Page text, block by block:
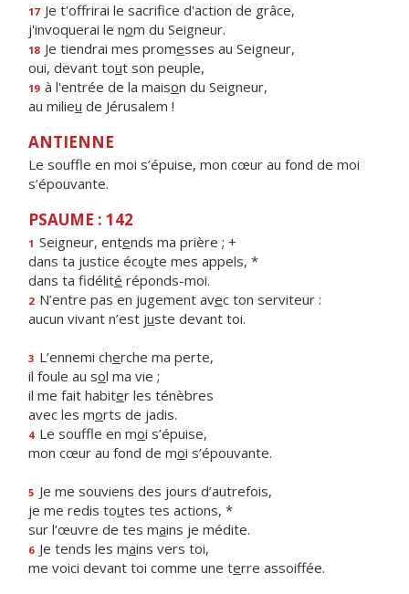
17 Je t'offrirai le sacrifce d'action de grâce,
j'invoquerai le nom du Seigneur.
18 Je tiendrai mes promesses au Seigneur,
oui, devant tout son peuple,
19 à l'entrée de la maison du Seigneur,
au milieu de Jérusalem !
ANTIENNE
Le souffle en moi s’épuise, mon cœur au fond de moi
s’épouvante.
PSAUME : 142
1 Seigneur, entends ma prière ; +
dans ta justice écoute mes appels, *
dans ta fidélité réponds-moi.
2 N’entre pas en jugement avec ton serviteur :
aucun vivant n’est juste devant toi.
3 L’ennemi cherche ma perte,
il foule au sol ma vie ;
il me fait habiter les ténèbres
avec les morts de jadis.
4 Le souffle en moi s’épuise,
mon cœur au fond de moi s’épouvante.
5 Je me souviens des jours d’autrefois,
je me redis toutes tes actions, *
sur l’œuvre de tes mains je médite.
6 Je tends les mains vers toi,
me voici devant toi comme une terre assoiffée.